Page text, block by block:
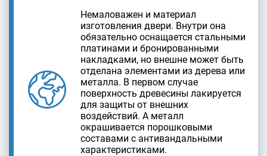
Немаловажен и материал
изготовления двери. Внутри она
обязательно оснащается стальными
платинами и бронированными
накладками, но внешне может быть
отделана элементами из дерева или
металла. В первом случае
поверхность древесины лакируется
для защиты от внешних
воздействий. А металл
окрашивается порошковыми
составами с антивандальными
характеристиками.